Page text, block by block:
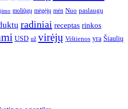
moliūgų mėgėjų mėn Nuo paslaugų
radiniai receptas rinkos
USD už virėjų Vištienos yra Šiaulių